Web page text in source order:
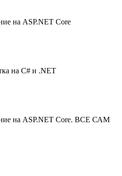
на ASP.NET Core
на C# и .NET
на ASP.NET Core. ВСЕ САМ